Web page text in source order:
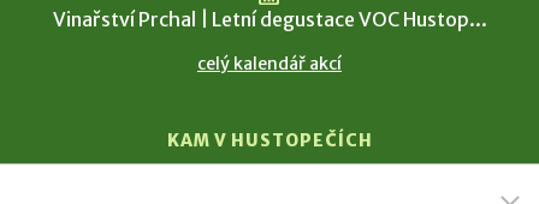
Vinařství Prchal | Letní degustace VOC Hustop...
celý kalendář akcí
KAM V HUSTOPEČÍCH